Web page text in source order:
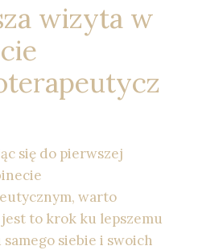
wizyta w
się do pierwszej
warto
jest to krok ku lepszemu
siebie i swoich